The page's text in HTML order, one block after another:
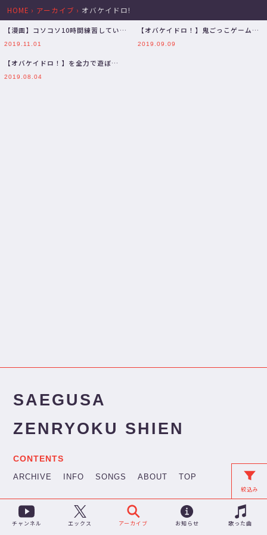
絞込み
チャンネル エックス アーカイブ お知らせ 歌った曲
HOME › アーカイブ › オバケイドロ!
【漫画】コソコソ10時間練習していた
御伽原江良 vs ゲームが得意な初…
2019.11.01
【オバケイドロ！】鬼ごっこゲームを
四人でコラボし全戦全勝を飾る男【三
2019.09.09
【オバケイドロ！】を全力で遊ぼ
う！！！！！！！！！！【三枝明那 /
2019.08.04
SAEGUSA
ZENRYOKU SHIEN
CONTENTS
ARCHIVE INFO SONGS ABOUT TOP